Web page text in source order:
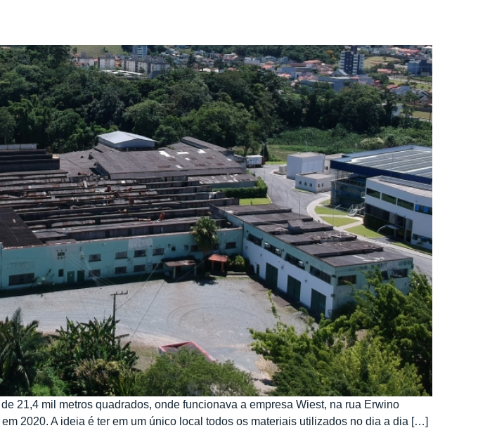
21,4 mil metros quadrados, onde funcionava a empresa Wiest, na rua Erwino
2020. A ideia é ter em um único local todos os materiais utilizados no dia a dia […]